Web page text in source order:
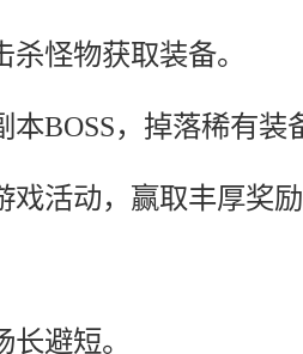
怪物获取装备。
本BOSS，掉落稀有装
戏活动，赢取丰厚奖
避短。